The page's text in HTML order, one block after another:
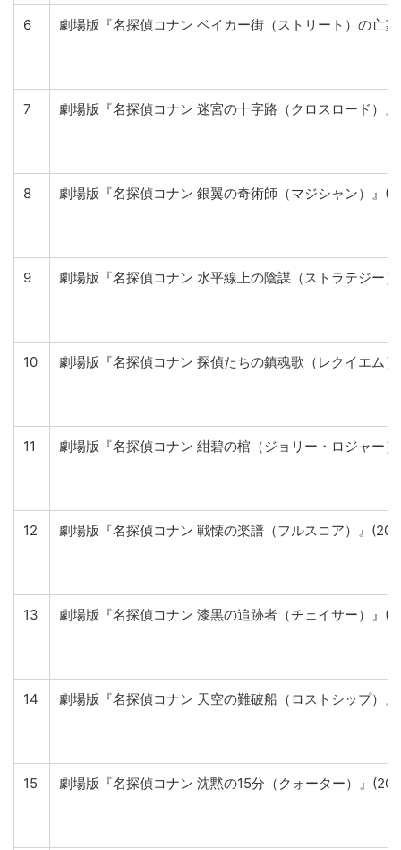
6 劇場版『名探偵コナン ベイカー街（ストリート）の亡
7 劇場版『名探偵コナン 迷宮の十字路（クロスロード）
8 劇場版『名探偵コナン 銀翼の奇術師（マジシャン）』
9 劇場版『名探偵コナン 水平線上の陰謀（ストラテジー
10 劇場版『名探偵コナン 探偵たちの鎮魂歌（レクイエム
11 劇場版『名探偵コナン 紺碧の棺（ジョリー・ロジャー
12 劇場版『名探偵コナン 戦慄の楽譜（フルスコア）』
13 劇場版『名探偵コナン 漆黒の追跡者（チェイサー）』
14 劇場版『名探偵コナン 天空の難破船（ロストシップ）
15 劇場版『名探偵コナン 沈黙の15分（クォーター）』